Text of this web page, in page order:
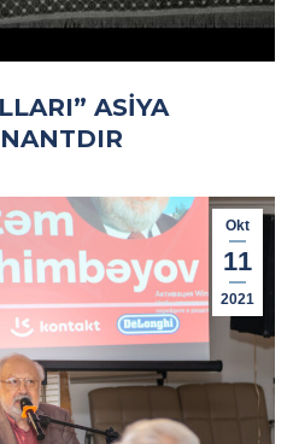
ASIYA
Okt
11
2021